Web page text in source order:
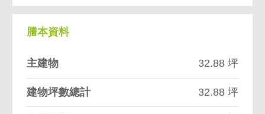
謄本資料
主建物 32.88 坪
建物坪數總計 32.88 坪